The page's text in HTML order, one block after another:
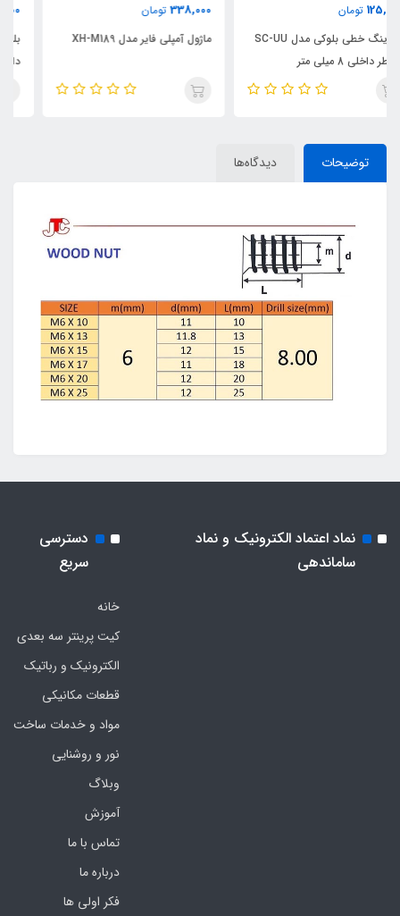
338,000
ماژول آمپلی فایر مدل XH-M189
50,000
توضیحات دیدگاه‌ها
نماد اعتماد الکترونیک و نماد
ساماندهی
دسترسی
سریع
خانه
کیت پرینتر سه بعدی
الکترونیک و رباتیک
قطعات مکانیکی
مواد و خدمات ساخت
نور و روشنایی
وبلاگ
آموزش
تماس با ما
درباره ما
فکر اولی ها